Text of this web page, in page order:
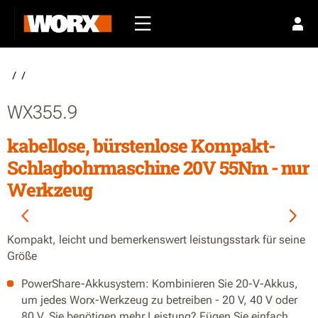
/ /
WX355.9
kabellose, bürstenlose Kompakt-
Schlagbohrmaschine 20V 55Nm - nur
Werkzeug
Kompakt, leicht und bemerkenswert leistungsstark für seine
Größe
PowerShare-Akkusystem: Kombinieren Sie 20-V-Akkus,
um jedes Worx-Werkzeug zu betreiben - 20 V, 40 V oder